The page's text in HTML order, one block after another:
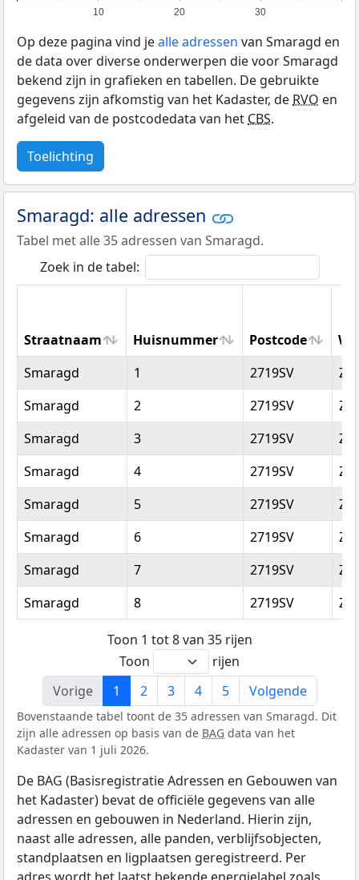
10 20 30
Op deze pagina vind jealle adressen van Smaragd en
de data over diverse onderwerpen die voor Smaragd
bekend zijn in grafieken en tabellen. De gebruikte
gegevens zijn afkomstig van het Kadaster, deRVO en
afgeleid van de postcodedata van hetCBS.
Toelichting
Smaragd: alle adressen
Tabel met alle 35 adressen van Smaragd.
Zoek in de tabel:
Straatnaam Huisnummer Postcode
Straatnaam
Huisnummer Postcode
Smaragd 1 2719SV
Smaragd
2 2719SV
Smaragd
3 2719SV
Smaragd
4 2719SV
Smaragd
5 2719SV
Smaragd
6 2719SV
Smaragd
7 2719SV
Smaragd
8 2719SV
Toon 1 tot 8 van 35 rijen
Toon
rijen
Vorige
1 2 3 4 5 Volgende
Bovenstaande tabel toont de 35 adressen van Smaragd. Dit
zijn alle adressen op basis van de BAG data van het
Kadaster van 1 juli 2026.
De BAG (Basisregistratie Adressen en Gebouwen van
het Kadaster) bevat de officiële gegevens van alle
adressen en gebouwen in Nederland. Hierin zijn,
naast alle adressen, alle panden, verblijfsobjecten,
standplaatsen en ligplaatsen geregistreerd. Per